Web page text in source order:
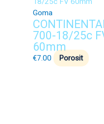
Goma
700-18/25c
60mm
€7.00 Porosit